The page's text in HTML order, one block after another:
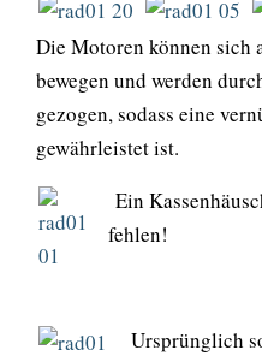
Die Motoren können sich
bewegen und werden
gezogen, sodass eine
gewährleistet ist.
Ein
fehlen!
Ursprünglich